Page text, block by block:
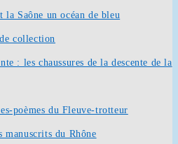
la Saône un océan de bleu
collection
: les chaussures de la descente de la
poèmes du Fleuve-trotteur
manuscrits du Rhône